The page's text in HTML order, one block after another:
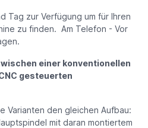
Tag zur Verfügung um für Ihren
zu finden. Am Telefon - Vor
einer konventionellen
gesteuerten
Varianten den gleichen Aufbau:
mit daran montiertem